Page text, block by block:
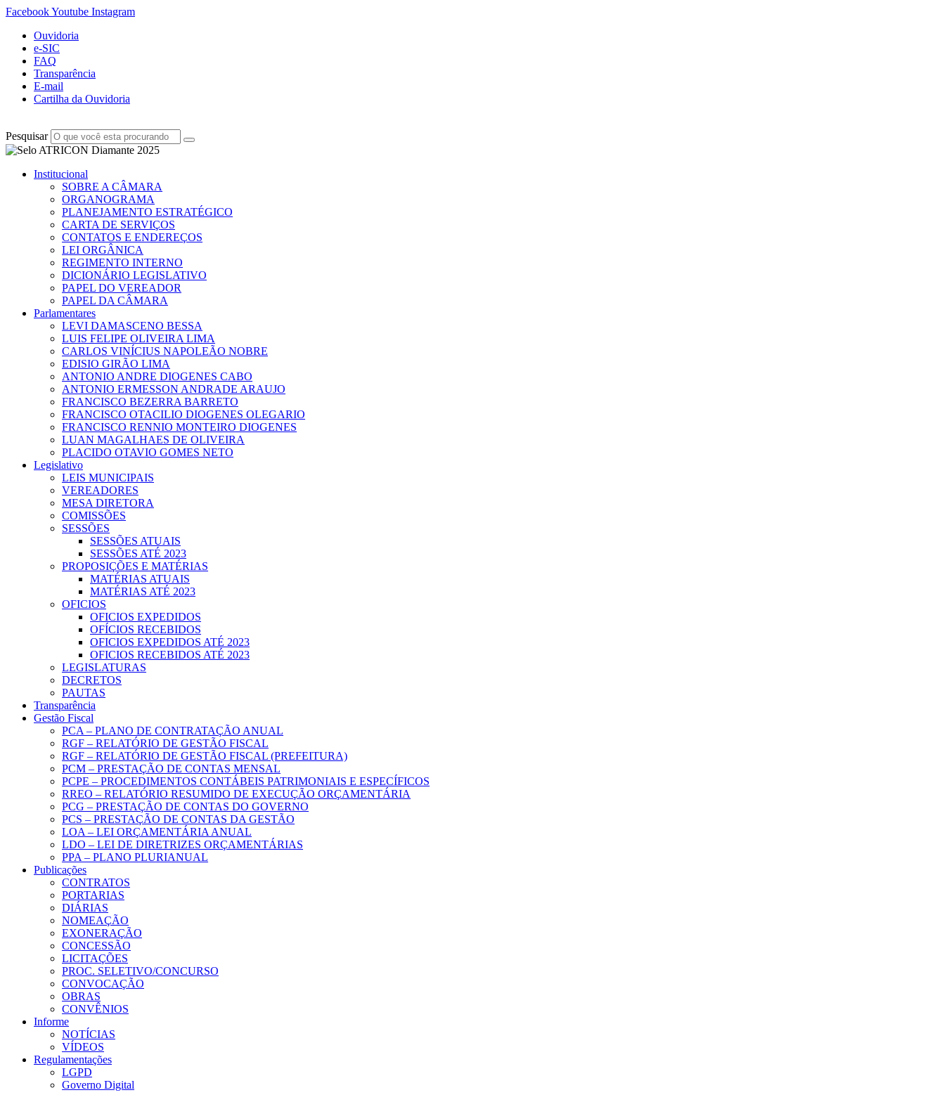
FacebookYoutube Instagram
Ouvidoria
e-SIC
FAQ
Transparência
E-mail
Cartilha da Ouvidoria
Pesquisar
Institucional
SOBRE A CÂMARA
ORGANOGRAMA
PLANEJAMENTO ESTRATÉGICO
CARTA DE SERVIÇOS
CONTATOS E ENDEREÇOS
LEI ORGÂNICA
REGIMENTO INTERNO
DICIONÁRIO LEGISLATIVO
PAPEL DO VEREADOR
PAPEL DA CÂMARA
Parlamentares
LEVI DAMASCENO BESSA
LUIS FELIPE OLIVEIRA LIMA
CARLOS VINÍCIUS NAPOLEÃO NOBRE
EDISIO GIRÃO LIMA
ANTONIO ANDRE DIOGENES CABO
ANTONIO ERMESSON ANDRADE ARAUJO
FRANCISCO BEZERRA BARRETO
FRANCISCO OTACILIO DIOGENES OLEGARIO
FRANCISCO RENNIO MONTEIRO DIOGENES
LUAN MAGALHAES DE OLIVEIRA
PLACIDO OTAVIO GOMES NETO
Legislativo
LEIS MUNICIPAIS
VEREADORES
MESA DIRETORA
COMISSÕES
SESSÕES
SESSÕES ATUAIS
SESSÕES ATÉ 2023
PROPOSIÇÕES E MATÉRIAS
MATÉRIAS ATUAIS
MATÉRIAS ATÉ 2023
OFICIOS
OFICIOS EXPEDIDOS
OFÍCIOS RECEBIDOS
OFICIOS EXPEDIDOS ATÉ 2023
OFICIOS RECEBIDOS ATÉ 2023
LEGISLATURAS
DECRETOS
PAUTAS
Transparência
Gestão Fiscal
PCA – PLANO DE CONTRATAÇÃO ANUAL
RGF – RELATÓRIO DE GESTÃO FISCAL
RGF – RELATÓRIO DE GESTÃO FISCAL (PREFEITURA)
PCM – PRESTAÇÃO DE CONTAS MENSAL
PCPE – PROCEDIMENTOS CONTÁBEIS PATRIMONIAIS E ESPECÍFICOS
RREO – RELATÓRIO RESUMIDO DE EXECUÇÃO ORÇAMENTÁRIA
PCG – PRESTAÇÃO DE CONTAS DO GOVERNO
PCS – PRESTAÇÃO DE CONTAS DA GESTÃO
LOA – LEI ORÇAMENTÁRIA ANUAL
LDO – LEI DE DIRETRIZES ORÇAMENTÁRIAS
PPA – PLANO PLURIANUAL
Publicações
CONTRATOS
PORTARIAS
DIÁRIAS
NOMEAÇÃO
EXONERAÇÃO
CONCESSÃO
LICITAÇÕES
PROC. SELETIVO/CONCURSO
CONVOCAÇÃO
OBRAS
CONVÊNIOS
Informe
NOTÍCIAS
VÍDEOS
Regulamentações
LGPD
Governo Digital